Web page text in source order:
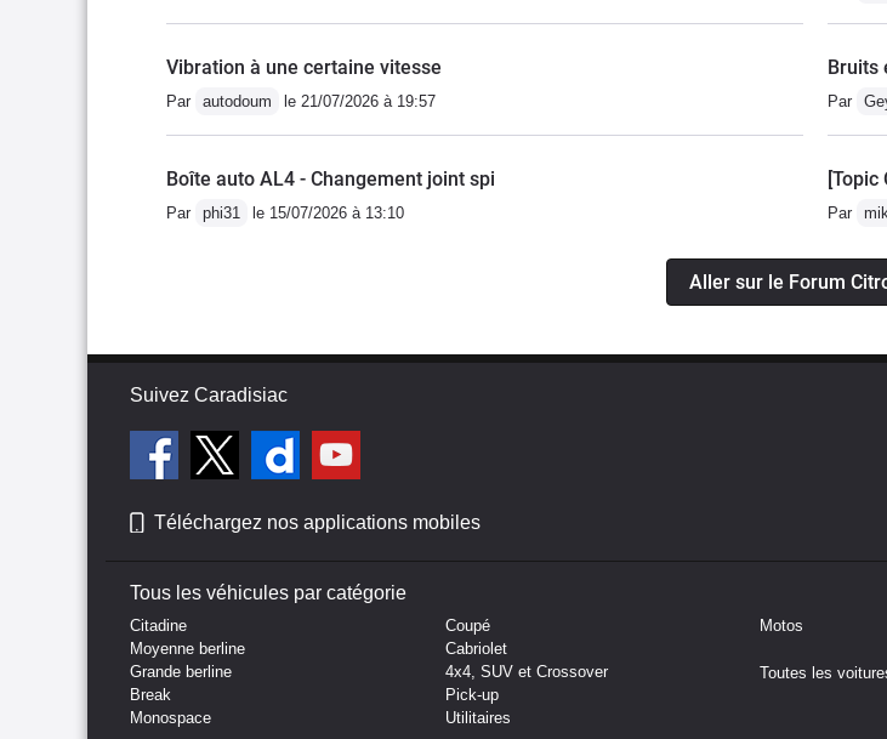
Vibration à une certaine vitesse
Par autodoum le 21/07/2026 à 19:57
Bruits
Par
Boîte auto AL4 - Changement joint spi
Par phi31 le 15/07/2026 à 13:10 Par
Aller sur le Forum
Suivez Caradisiac
Téléchargez nos applications mobiles
Tous les véhicules par catégorie
Citadine
Moyenne berline
Grande berline
Break
Monospace
Coupé
Cabriolet
4x4, SUV et Crossover
Pick-up
Utilitaires
Motos
Toutes les